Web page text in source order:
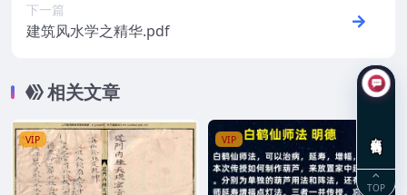
下一篇
建筑风水学之精华.pdf
相关文章
VIP VIP
TOP